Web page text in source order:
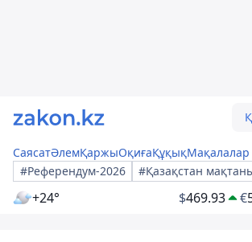
СаясатӘлемҚаржыОқиғаҚұқықМақалалар
#Референдум-2026
#Қазақстан
+24° $469.93 €